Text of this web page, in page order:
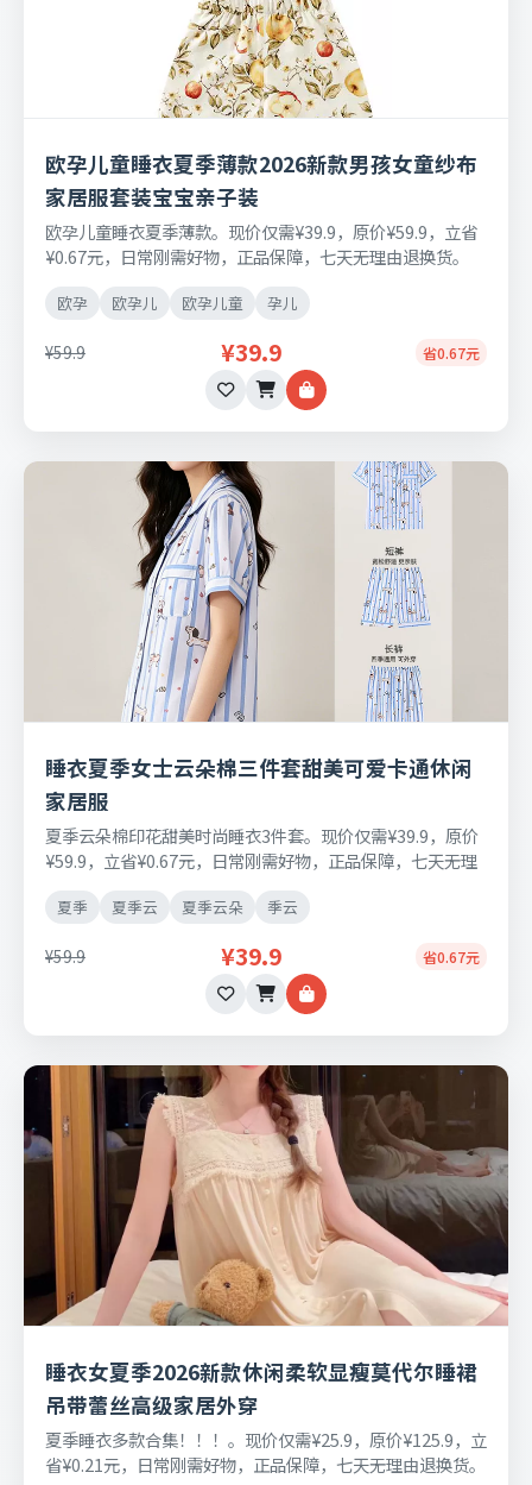
欧孕儿童睡衣夏季薄款2026新款男孩女童纱布
家居服套装宝宝亲子装
欧孕儿童睡衣夏季薄款。现价仅需¥39.9，原价¥59.9，立省
¥0.67元，日常刚需好物，正品保障，七天无理由退换货。
欧孕 欧孕儿 欧孕儿童 孕儿
¥59.9 ¥39.9 省0.67元
睡衣夏季女士云朵棉三件套甜美可爱卡通休闲
家居服
夏季云朵棉印花甜美时尚睡衣3件套。现价仅需¥39.9，原价
¥59.9，立省¥0.67元，日常刚需好物，正品保障，七天无理
夏季 夏季云 夏季云朵 季云
¥59.9 ¥39.9 省0.67元
睡衣女夏季2026新款休闲柔软显瘦莫代尔睡裙
吊带蕾丝高级家居外穿
夏季睡衣多款合集！！！。现价仅需¥25.9，原价¥125.9，立
省¥0.21元，日常刚需好物，正品保障，七天无理由退换货。